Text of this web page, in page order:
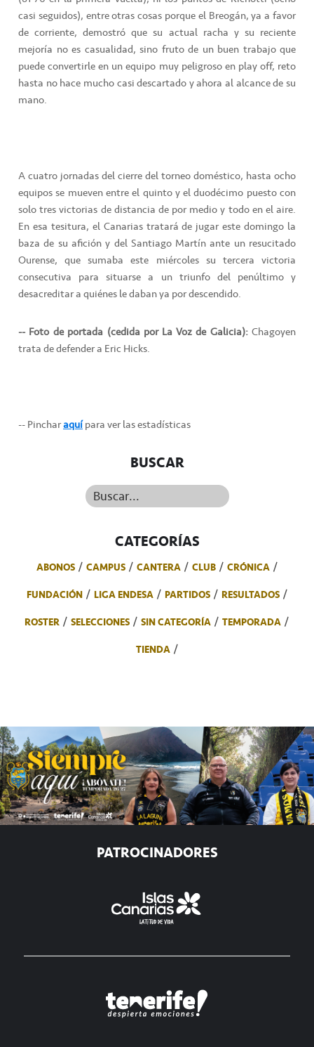
casi seguidos), entre otras cosas porque el Breogán, ya a favor
de corriente, demostró que su actual racha y su reciente
mejoría no es casualidad, sino fruto de un buen trabajo que
puede convertirle en un equipo muy peligroso en play off, reto
hasta no hace mucho casi descartado y ahora al alcance de su
mano.
A cuatro jornadas del cierre del torneo doméstico, hasta ocho
equipos se mueven entre el quinto y el duodécimo puesto con
solo tres victorias de distancia de por medio y todo en el aire.
En esa tesitura, el Canarias tratará de jugar este domingo la
baza de su afición y del Santiago Martín ante un resucitado
Ourense, que sumaba este miércoles su tercera victoria
consecutiva para situarse a un triunfo del penúltimo y
desacreditar a quiénes le daban ya por descendido.
-- Foto de portada (cedida por La Voz de Galicia): Chagoyen
trata de defender a Eric Hicks.
-- Pincharaquípara ver las estadísticas
BUSCAR
Buscar...
CATEGORÍAS
ABONOS CAMPUS CANTERA CLUB
CRÓNICA
FUNDACIÓN
LIGA ENDESA PARTIDOS
RESULTADOS
ROSTER
SELECCIONES SIN CATEGORÍA
TEMPORADA
TIENDA
PATROCINADORES